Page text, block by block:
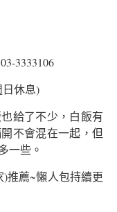
3333106
日休息)
給了不少，白飯有
不會混在一起，但
一些。